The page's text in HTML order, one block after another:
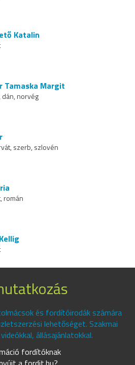
Katalin
Tamaska Margit
norvég
szerb, szlovén
román
és fordítóirodák számára
lehetőséget. Szakmai
állásajánlatokkal.
fordítóknak